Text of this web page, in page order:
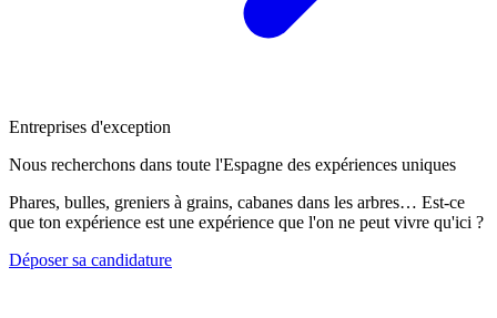
Entreprises d'exception
Nous recherchons dans toute l'Espagne des expériences uniques
Phares, bulles, greniers à grains, cabanes dans les arbres… Est-ce
que ton expérience est une expérience que l'on ne peut vivre qu'ici ?
Déposer sa candidature